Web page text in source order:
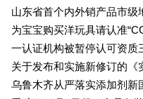
山东省首个内外销产品市级
为宝宝购买洋玩具请认准
一认证机构被暂停认可资质
关于发布和实施新修订的《
乌鲁木齐从严落实添加剂新